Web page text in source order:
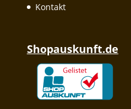
Kontakt
Shopauskunft.de